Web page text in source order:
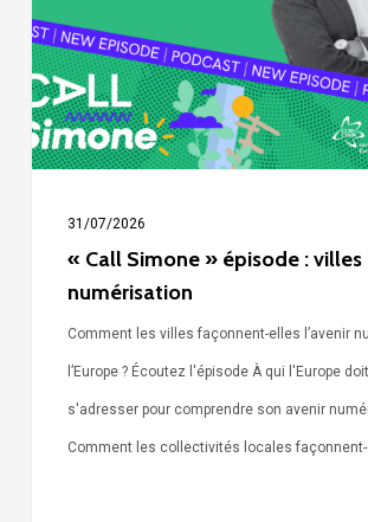
villes
et
numérisation
31/07/2026
« Call Simone » épisode : villes
numérisation
Comment les villes façonnent-elles l’avenir
l’Europe ? Écoutez l'épisode À qui l'Europe
s'adresser pour comprendre son avenir
Comment les collectivités locales